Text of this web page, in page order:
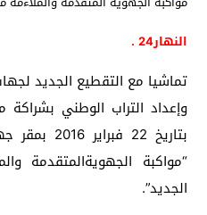
النهار24 .
تماشيا مع التقطيع الجديد
وإعداد التراب الوطني
بتاريخ 22
“مواكبة الجهويةالمتقدمة
الجديد”.